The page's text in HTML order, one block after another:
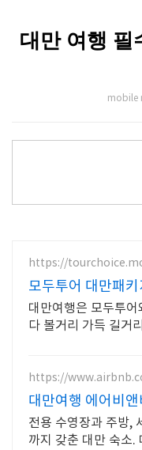
대만 여행 필
mobile
https://
모두투어 대만패
행의 모든것! 모두
대만여행은 모두투
다 볼거리 가득 길거
운 볼거리 천국
https://
대만여행 에어비
소 둘러보기
전용 수영장과 주방,
까지 갖춘 대만 숙소.